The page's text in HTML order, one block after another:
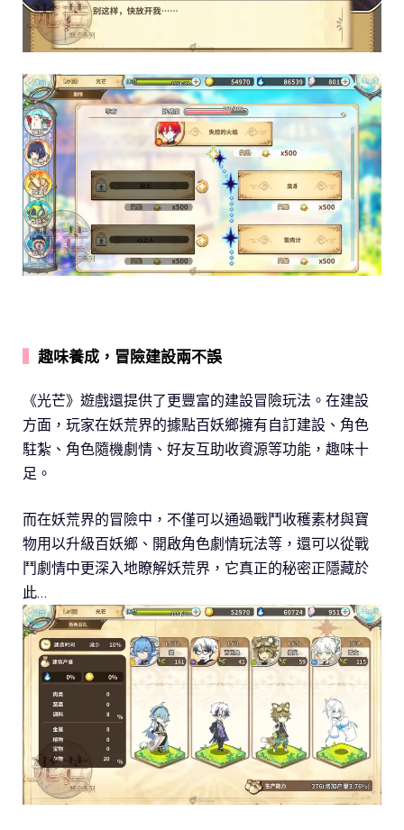
趣味養成，冒險建設兩不誤
《光芒》遊戲還提供了更豐富的建設冒險玩法。在建設
方面，玩家在妖荒界的據點百妖鄉擁有自訂建設、角色
駐紮、角色隨機劇情、好友互助收資源等功能，趣味十
足。
而在妖荒界的冒險中，不僅可以通過戰鬥收穫素材與寶
物用以升級百妖鄉、開啟角色劇情玩法等，還可以從戰
鬥劇情中更深入地瞭解妖荒界，它真正的秘密正隱藏於
此…